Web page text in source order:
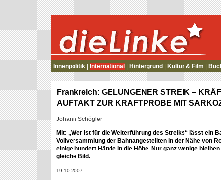
die Linke
Innenpolitik International Hintergrund Kultur & Film
Frankreich: GELUNGENER STREIK –
AUFTAKT ZUR KRAFTPROBE MIT
Johann Schögler
Mit: „Wer ist für die Weiterführung des Streiks“ lässt ein
Vollversammlung der Bahnangestellten in der Nähe von
einige hundert Hände in die Höhe. Nur ganz wenige
gleiche Bild.
19.10.2007